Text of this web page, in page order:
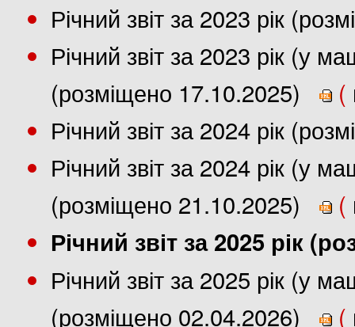
Річний звіт за 2023 рік
Річний звіт за 2023 рік (у
(розміщено 17.10.2025)
(
Річний звіт за 2024 рік
Річний звіт за 2024 рік (у
(розміщено 21.10.2025)
(
Річний звіт за 2025 рік
Річний звіт за 2025 рік (у
(розміщено 02.04.2026)
(